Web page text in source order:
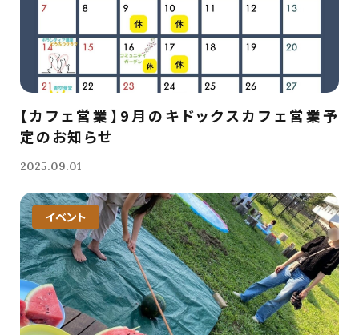
【カフェ営業】9月のキドックスカフェ営業予
定のお知らせ
2025.09.01
イベント